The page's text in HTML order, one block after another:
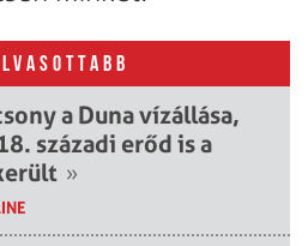
a Duna vízállása,
századi erőd is a
»